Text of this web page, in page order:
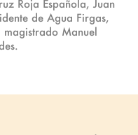
Roja Española, Juan
de Agua Firgas,
Manuel